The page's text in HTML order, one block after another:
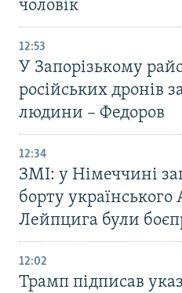
чоловік
12:53
У Запорізькому
російських дронів
людини – Федоров
12:34
ЗМІ: у Німеччині
борту
Лейпцига були
12:02
Трамп підписав